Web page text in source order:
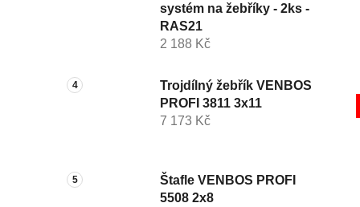
systém na žebříky - 2ks -
RAS21
2 188 Kč
Trojdílný žebřík VENBOS
PROFI 3811 3x11
7 173 Kč
Štafle VENBOS PROFI
5508 2x8